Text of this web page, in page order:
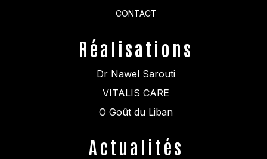
CONTACT
Réalisations
Dr Nawel Sarouti
VITALIS CARE
O Goût du Liban
Actualités